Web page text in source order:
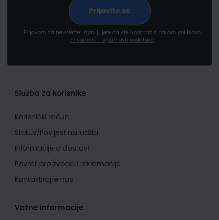
Prijavom na newsletter izjavljujete da ste upoznati s našom politikom
Privatnosti i sigurnosti podataka
Služba za korisnike
Korisnički račun
Status/Povijest narudžbi
Informacije o dostavi
Povrat proizvoda i reklamacije
Kontaktirajte nas
Važne informacije